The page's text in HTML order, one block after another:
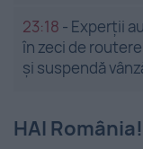
23:18 - Experții
în zeci de
și suspendă
HAI România!